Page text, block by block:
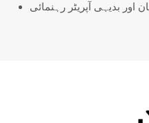
اور بدیہی آپریٹر رہنمائی